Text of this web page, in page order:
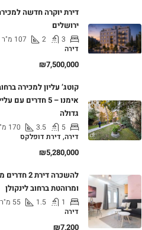
דירת יוקרה חדשה
ירושלים
3
2
107 מ"ר
דירה
₪7,500,000
קוטג’ עליון למכירה
אימנו – 5 חדרים עם
גדולה
5
3.5
170
דירה, דירת דופלקס
₪5,280,000
להשכרה דירת 2
ומרוהטת ברחוב לינקולן
1
1.5
55 מ"ר
דירה
₪7,200